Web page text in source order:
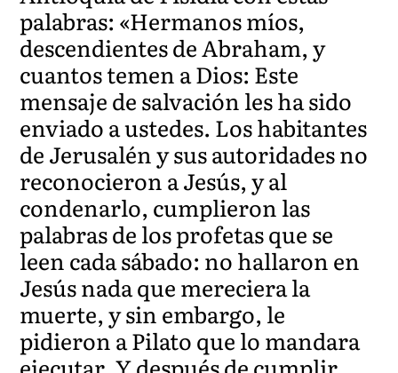
palabras: «Hermanos míos,
descendientes de Abraham, y
cuantos temen a Dios: Este
mensaje de salvación les ha sido
enviado a ustedes. Los habitantes
de Jerusalén y sus autoridades no
reconocieron a Jesús, y al
condenarlo, cumplieron las
palabras de los profetas que se
leen cada sábado: no hallaron en
Jesús nada que mereciera la
muerte, y sin embargo, le
pidieron a Pilato que lo mandara